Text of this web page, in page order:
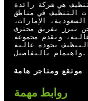
k n
هي شركة رائدة
التنظيف في مناطق
الإمارات،
نبرز بفريق محترف
ونقدم مجموعة
بجودة عالية
واهتمام بالتفاصيل.
موتقع ومتاجر هامة
روابط مهمة